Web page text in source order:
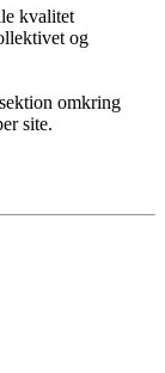
kvalitet
og
omkring
site.